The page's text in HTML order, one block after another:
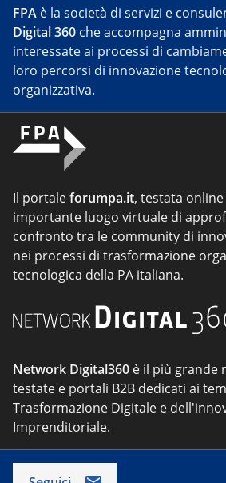
FPA è la società di servizi e
Digital 360 che accompagna
interessate ai processi di
loro percorsi di innovazione
organizzativa.
Il portaleforumpa.it, testata online
importante luogo virtuale di
confronto tra le community di
nei processi di trasformazione
tecnologica della PA italiana.
Network Digital360 è il più grande
testate e portali B2B dedicati ai
Trasformazione Digitale e
Imprenditoriale.